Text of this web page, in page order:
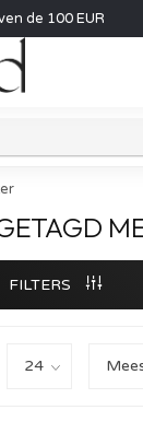
de 100 EUR
FILTERS